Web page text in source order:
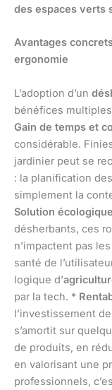
des espaces verts
Avantages
ergonomie
L’adoption d’un
bénéfices
Gain de temps et
considérable.
jardinier peut se
: la planification
simplement la
Solution
désherbants, ces
n’impactent pas
santé de
logique d’
par la tech. *
l’investissement
s’amortit sur
de produits, en
en valorisant une
professionnels,